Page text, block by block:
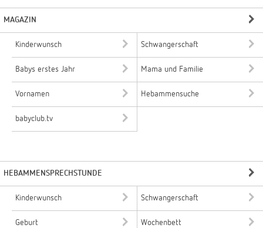
MAGAZIN
Kinderwunsch Schwangerschaft
Babys erstes Jahr Mama und Familie
Vornamen Hebammensuche
babyclub.tv
HEBAMMENSPRECHSTUNDE
Kinderwunsch Schwangerschaft
Geburt Wochenbett